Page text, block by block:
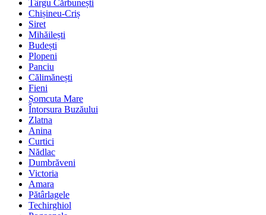
Târgu Cărbunești
Chișineu-Criș
Siret
Mihăilești
Budești
Plopeni
Panciu
Călimănești
Fieni
Șomcuta Mare
Întorsura Buzăului
Zlatna
Anina
Curtici
Nădlac
Dumbrăveni
Victoria
Amara
Pătârlagele
Techirghiol